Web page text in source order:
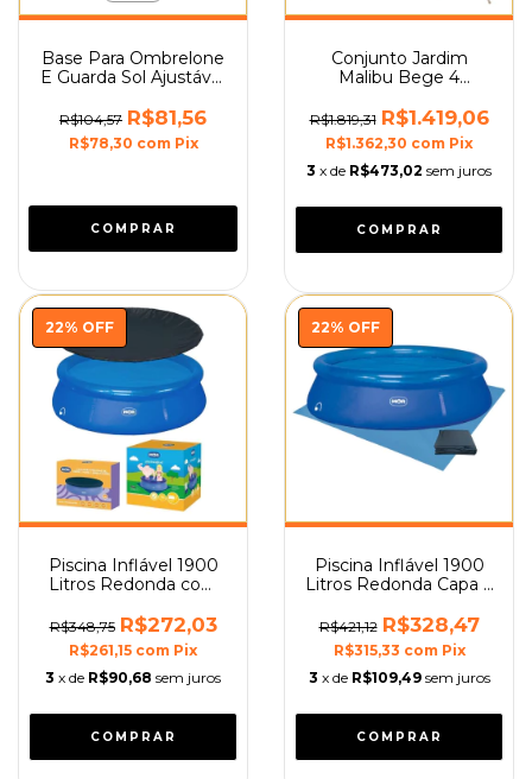
Base Para Ombrelone
E Guarda Sol Ajustável
R$104,57 R$81,56
R$78,30 com Pix
COMPRAR
Conjunto Jardim
Malibu Bege 4
Guarda Sol Mor
R$1.819,31 R$1.419,06
R$1.362,30 com Pix
3 x de R$473,02 sem juros
22% OFF
Piscina Inflável 1900
Litros Redonda com
R$348,75 R$272,03
R$261,15 com Pix
3 x de R$90,68 sem juros
22% OFF
Piscina Inflável 1900
Litros Redonda Capa e
R$421,12 R$328,47
R$315,33 com Pix
3 x de R$109,49 sem juros